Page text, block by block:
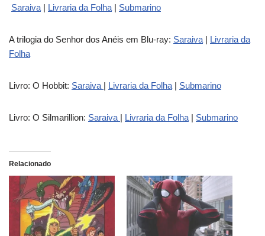
Saraiva | Livraria da Folha | Submarino
A trilogia do Senhor dos Anéis em Blu-ray: Saraiva | Livraria da
Folha
Livro: O Hobbit: Saraiva | Livraria da Folha | Submarino
Livro: O Silmarillion: Saraiva | Livraria da Folha | Submarino
Relacionado